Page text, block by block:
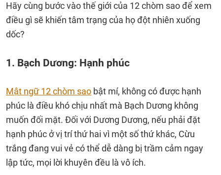
Hãy cùng bước vào thế giới của 12 chòm sao để xem
điều gì sẽ khiến tâm trạng của họ đột nhiên xuống
dốc?
1. Bạch Dương: Hạnh phúc
Mật ngữ 12 chòm sao bật mí, không có được hạnh
phúc là điều khó chịu nhất mà Bạch Dương không
muốn đối mặt. Đối với Dương Dương, nếu phải đặt
hạnh phúc ở vị trí thứ hai vì một số thứ khác, Cừu
trắng đang vui vẻ có thể dễ dàng bị trầm cảm ngay
lập tức, mọi lời khuyên đều là vô ích.